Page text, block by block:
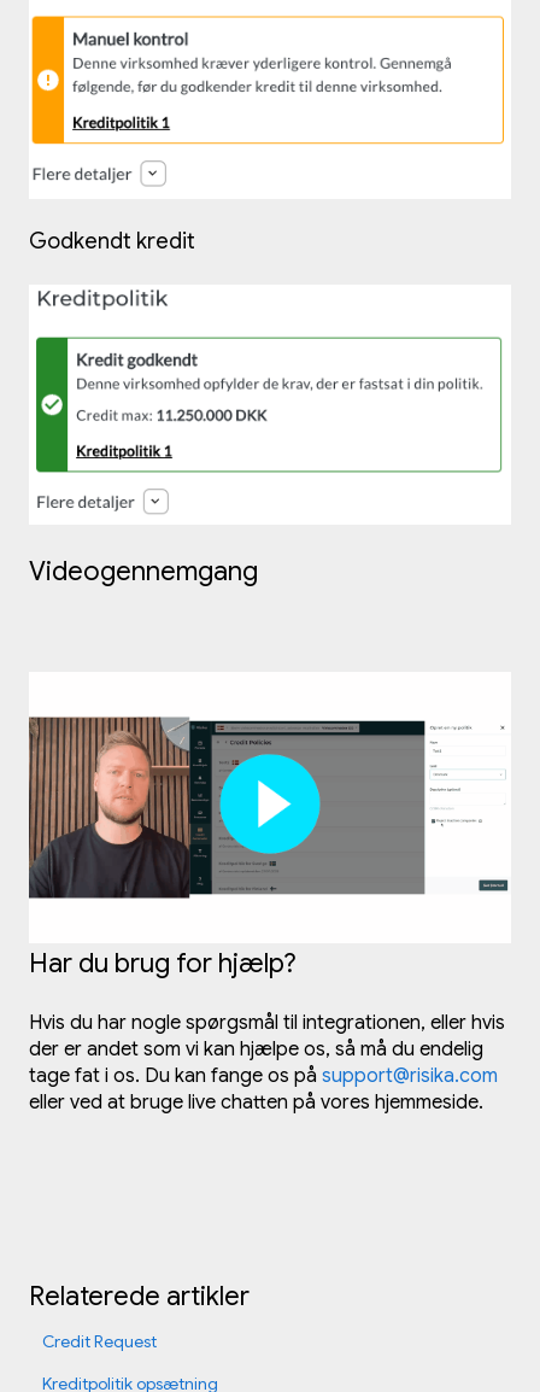
Godkendt kredit
Videogennemgang
Har du brug for hjælp?
Hvis du har nogle spørgsmål til integrationen, eller hvis
der er andet som vi kan hjælpe os, så må du endelig
tage fat i os. Du kan fange os på support@risika.com
eller ved at bruge live chatten på vores hjemmeside.
Relaterede artikler
Credit Request
Kreditpolitik opsætning